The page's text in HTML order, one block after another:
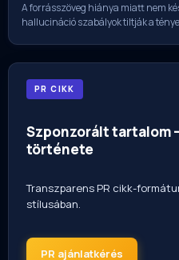
A forrásszöveg hiánya miatt nem
hallucináció szabályok tiltják a
PR CIKK
Szponzorált tartalom
története
Transzparens PR cikk-
stílusában.
PR ajánlatkérés